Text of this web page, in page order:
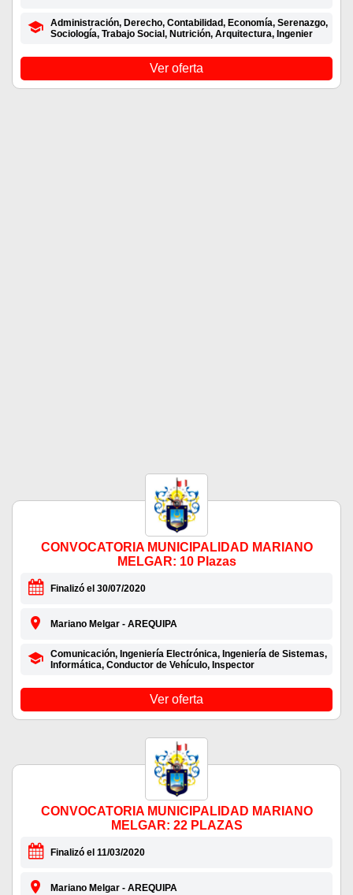
Administración, Derecho, Contabilidad, Economía, Serenazgo,
Sociología, Trabajo Social, Nutrición, Arquitectura, Ingenier
Ver oferta
CONVOCATORIA MUNICIPALIDAD MARIANO
MELGAR: 10 Plazas
Finalizó el 30/07/2020
Mariano Melgar - AREQUIPA
Comunicación, Ingeniería Electrónica, Ingeniería de Sistemas,
Informática, Conductor de Vehículo, Inspector
Ver oferta
CONVOCATORIA MUNICIPALIDAD MARIANO
MELGAR: 22 PLAZAS
Finalizó el 11/03/2020
Mariano Melgar - AREQUIPA